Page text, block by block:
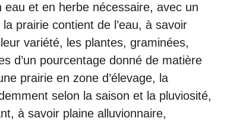
et en herbe nécessaire, avec un
prairie contient de l’eau, à savoir
variété, les plantes, graminées,
d’un pourcentage donné de matière
prairie en zone d’élevage, la
selon la saison et la pluviosité,
à savoir plaine alluvionnaire,